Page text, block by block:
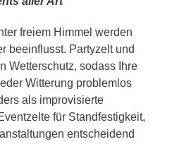
freiem Himmel werden
beeinflusst. Partyzelt und
Wetterschutz, sodass Ihre
Witterung problemlos
als improvisierte
für Standfestigkeit,
entscheidend